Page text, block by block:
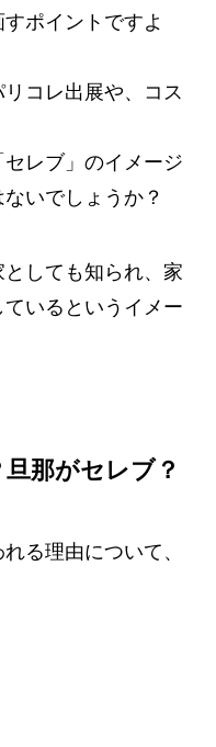
ポイントですよ
コレ出展や、コス
レブ」のイメージ
いでしょうか？
しても知られ、家
いるというイメー
那がセレブ？
る理由について、